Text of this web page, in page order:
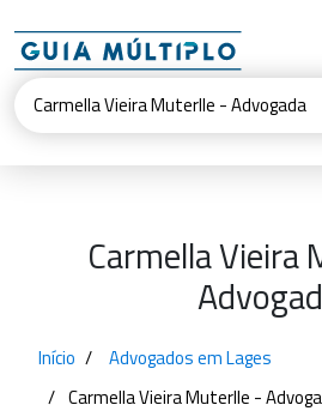
Carmella Vieira
Início
Advogados em Lages
Carmella Vieira Muterlle -